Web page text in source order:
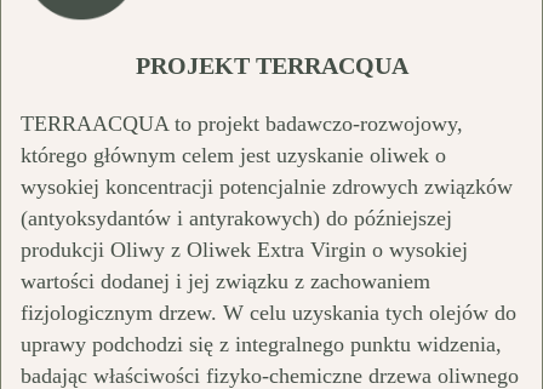
PROJEKT TERRACQUA
TERRAACQUA to projekt badawczo-rozwojowy,
którego głównym celem jest uzyskanie oliwek o
wysokiej koncentracji potencjalnie zdrowych związków
(antyoksydantów i antyrakowych) do późniejszej
produkcji Oliwy z Oliwek Extra Virgin o wysokiej
wartości dodanej i jej związku z zachowaniem
fizjologicznym drzew. W celu uzyskania tych olejów do
uprawy podchodzi się z integralnego punktu widzenia,
badając właściwości fizyko-chemiczne drzewa oliwnego